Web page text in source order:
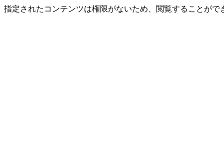
指定されたコンテンツは権限がないため、閲覧することがで